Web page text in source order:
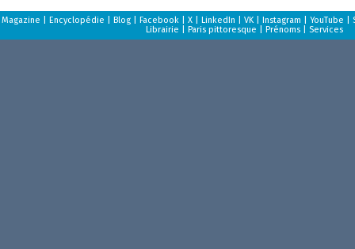
Magazine Encyclopédie Blog| Facebook| X| LinkedIn VK| Instagram YouTube
Librairie
Paris pittoresque Prénoms| Services